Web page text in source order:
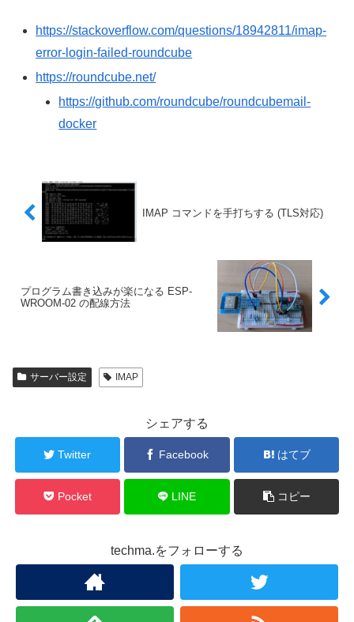
https://stackoverflow.com/questions/18942811/imap-
error-login-failed-roundcube
https://roundcube.net/
https://github.com/roundcube/roundcubemail-
docker
IMAP コマンドを手打ちする (TLS対応)
プログラム書き込みが楽になる ESP-
WROOM-02 の配線方法
サーバー設定 IMAP
シェアする
Twitter Facebook はてブ
Pocket LINE コピー
techma.をフォローする